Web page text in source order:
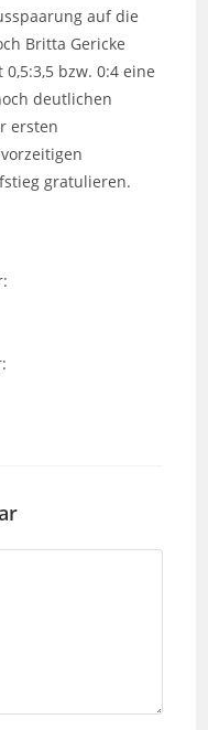
auf die
Britta Gericke
bzw. 0:4 eine
deutlichen
ersten
gratulieren.